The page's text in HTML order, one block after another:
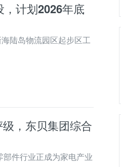
计划2026年底
陆岛物流园区起步区工
，东贝集团综合
部件行业正成为家电产业